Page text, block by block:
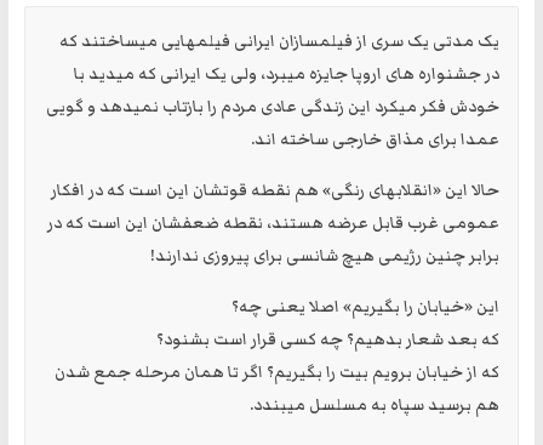
یک مدتی یک سری از فیلمسازان ایرانی فیلمهایی میساختند که
در جشنواره های اروپا جایزه میبرد، ولی یک ایرانی که میدید با
خودش فکر میکرد این زندگی عادی مردم را بازتاب نمیدهد و گویی
عمدا برای مذاق خارجی ساخته اند.
حالا این «انقلابهای رنگی» هم نقطه قوتشان این است که در افکار
عمومی غرب قابل عرضه هستند، نقطه ضعفشان این است که در
برابر چنین رژیمی هیچ شانسی برای پیروزی ندارند!
این «خیابان را بگیریم» اصلا یعنی چه؟
که بعد شعار بدهیم؟ چه کسی قرار است بشنود؟
که از خیابان برویم بیت را بگیریم؟ اگر تا همان مرحله جمع شدن
هم برسید سپاه به مسلسل میبندد.